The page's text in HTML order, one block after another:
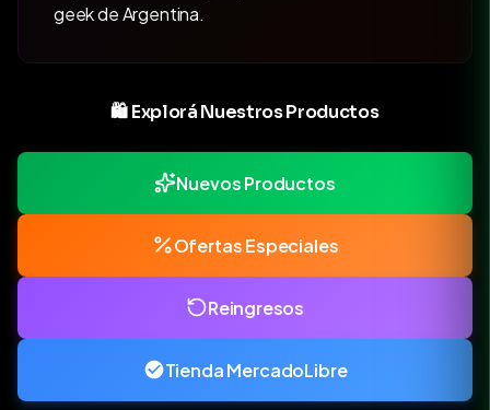
geek de Argentina.
🛍️ Explorá Nuestros Productos
Nuevos Productos
Ofertas Especiales
Reingresos
Tienda MercadoLibre